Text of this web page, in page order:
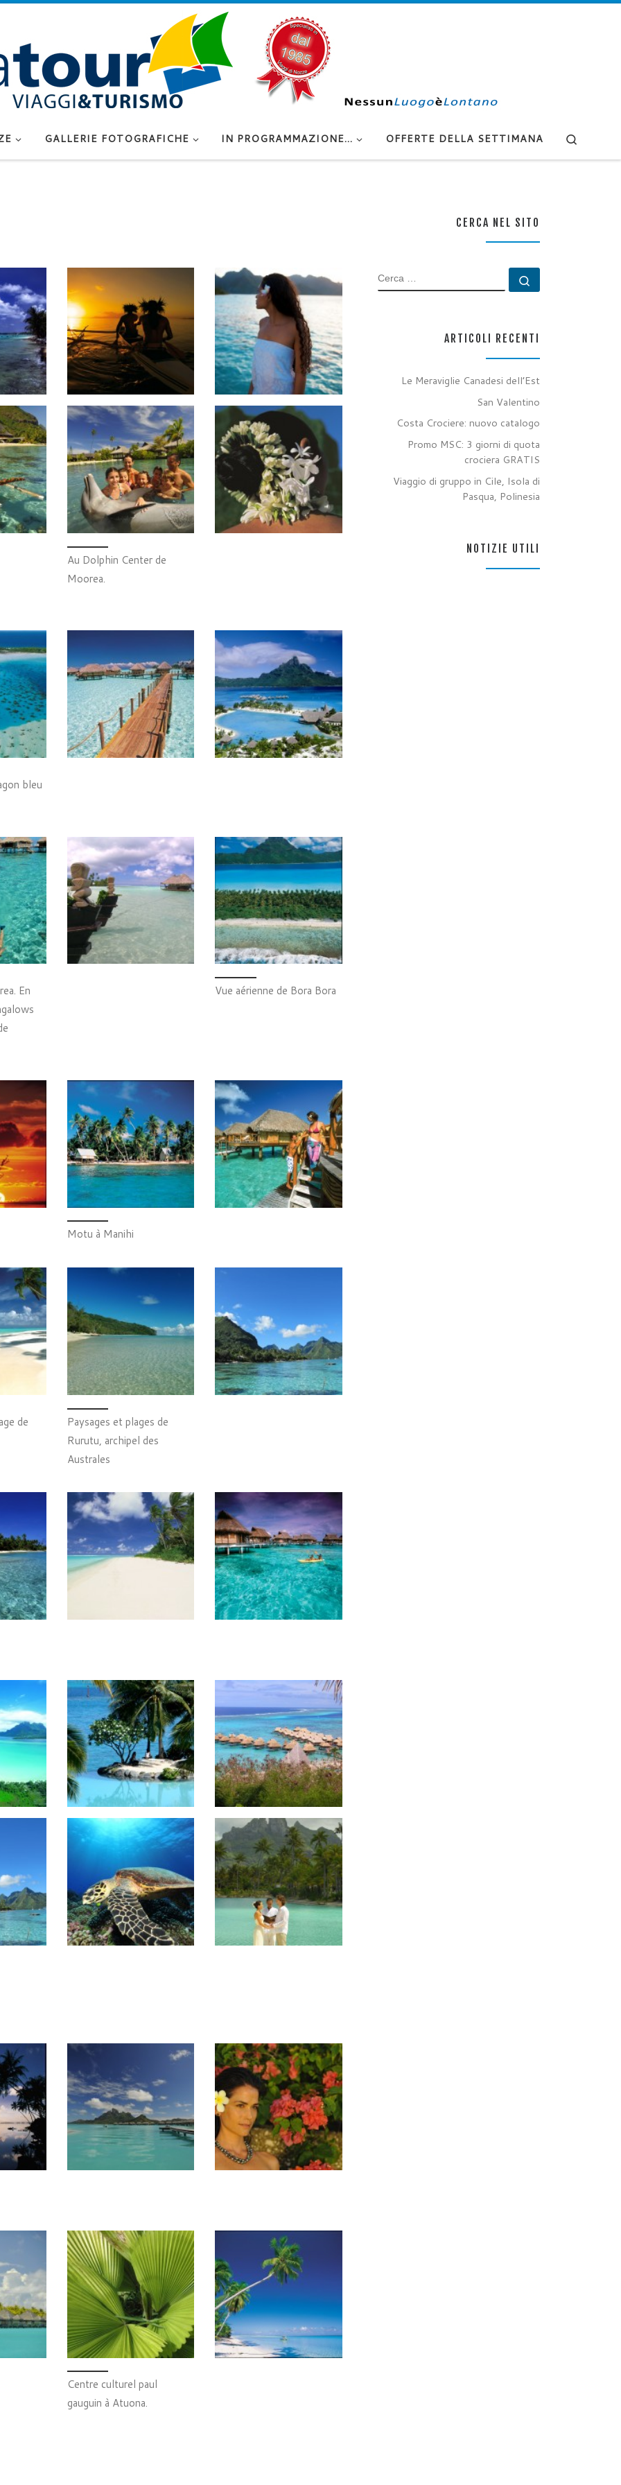
GALLERIE FOTOGRAFICHE IN PROGRAMMAZIONE… OFFERTE DELLA SETTIMANA
Au Dolphin Center de
Moorea.
bleu
En
Vue aérienne de Bora Bora
Motu à Manihi
de
Paysages et plages de
Rurutu, archipel des
Australes
Centre culturel paul
gauguin à Atuona.
CERCA NEL SITO
CERCA
ARTICOLI RECENTI
Le Meraviglie Canadesi dell’Est
San Valentino
Costa Crociere: nuovo catalogo
Promo MSC: 3 giorni di quota
crociera GRATIS
Viaggio di gruppo in Cile, Isola di
Pasqua, Polinesia
NOTIZIE UTILI